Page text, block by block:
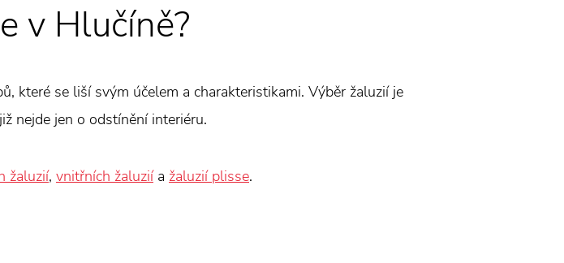
v Hlučíně?
které se liší svým účelem a charakteristikami. Výběr žaluzií je
nejde jen o odstínění interiéru.
žaluzií, vnitřních žaluziía žaluzií plisse.